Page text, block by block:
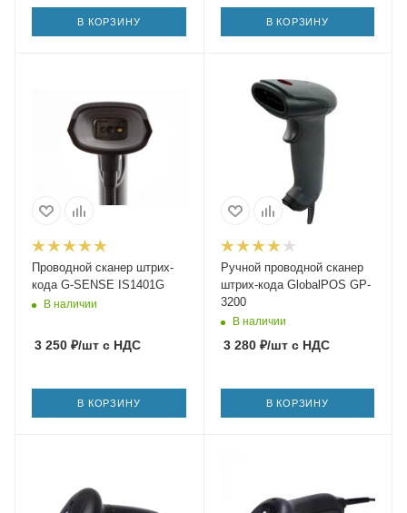
В КОРЗИНУ В КОРЗИНУ
Проводной сканер штрих-
кода G-SENSE IS1401G
В наличии
3 250 ₽/шт с НДС
В КОРЗИНУ
Ручной проводной сканер
штрих-кода GlobalPOS GP-
3200
В наличии
3 280₽/штс НДС
В КОРЗИНУ